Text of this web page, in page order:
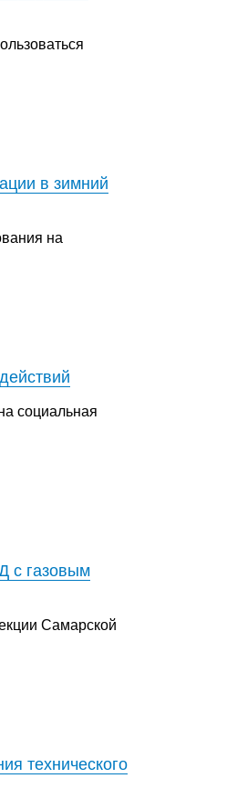
в зимний
на
социальная
с газовым
Самарской
технического